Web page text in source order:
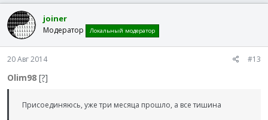
joiner
Модератор Локальный модератор
20 Авг 2014 #13
Olim98 [?]
Присоединяюсь, уже три месяца прошло, а все тишина